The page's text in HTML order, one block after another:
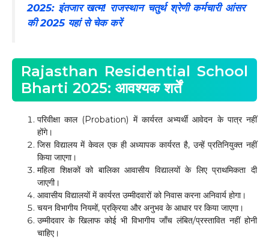
2025: इंतजार खत्म! राजस्थान चतुर्थ श्रेणी कर्मचारी आंसर
की 2025 यहां से चेक करें
Rajasthan Residential School
Bharti 2025: आवश्यक शर्तें
परिवीक्षा काल (Probation) में कार्यरत अभ्यर्थी आवेदन के पात्र नहीं
होंगे।
जिस विद्यालय में केवल एक ही अध्यापक कार्यरत है, उन्हें प्रतिनियुक्त नहीं
किया जाएगा।
महिला शिक्षकों को बालिका आवासीय विद्यालयों के लिए प्राथमिकता दी
जाएगी।
आवासीय विद्यालयों में कार्यरत उम्मीदवारों को निवास करना अनिवार्य होगा।
चयन विभागीय नियमों, प्रक्रिया और अनुभव के आधार पर किया जाएगा।
उम्मीदवार के खिलाफ कोई भी विभागीय जाँच लंबित/प्रस्तावित नहीं होनी
चाहिए।